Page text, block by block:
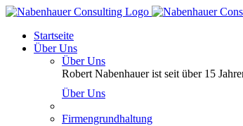
Zum
springenStartseite
Über Uns
Über Uns
Robert Nabenhauer ist seit über 15
Über Uns
Firmengrundhaltung